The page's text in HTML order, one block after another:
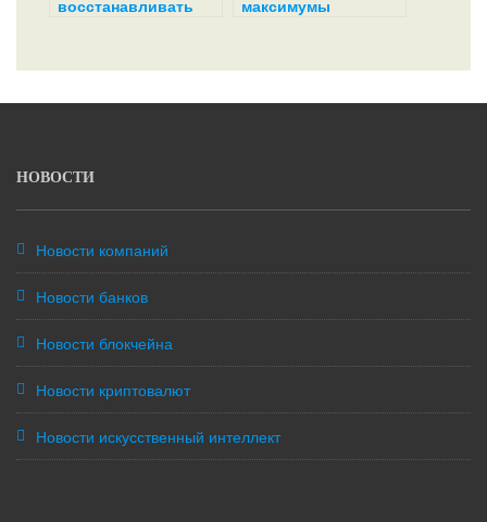
восстанавливать
максимумы
НОВОСТИ
Новости компаний
Новости банков
Новости блокчейна
Новости криптовалют
Новости искусственный интеллект